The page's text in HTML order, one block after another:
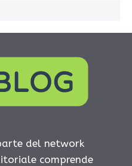
del network
comprende